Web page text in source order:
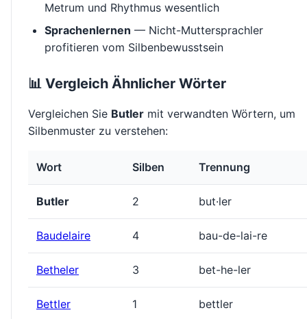
Metrum und Rhythmus wesentlich
Sprachenlernen — Nicht-Muttersprachler
profitieren vom Silbenbewusstsein
📊 Vergleich Ähnlicher Wörter
Vergleichen Sie Butler mit verwandten Wörtern, um
Silbenmuster zu verstehen:
Wort Silben Trennung
Butler 2 but·ler
Baudelaire 4 bau-de-lai-re
Betheler 3 bet-he-ler
Bettler 1 bettler